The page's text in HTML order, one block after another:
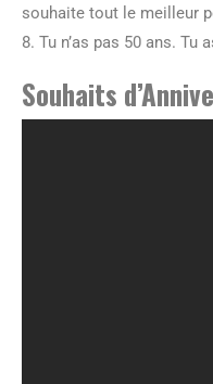
souhaite tout le meilleur
8. Tu n’as pas 50 ans. Tu
Souhaits